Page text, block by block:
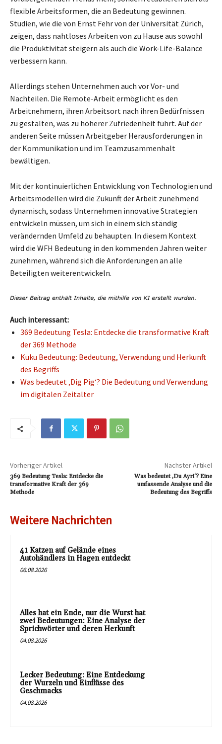
flexible Arbeitsformen, die an Bedeutung gewinnen.
Studien, wie die von Ernst Fehr von der Universität Zürich,
zeigen, dass nahtloses Arbeiten von zu Hause aus sowohl
die Produktivität steigern als auch die Work-Life-Balance
verbessern kann.
Allerdings stehen Unternehmen auch vor Vor- und
Nachteilen. Die Remote-Arbeit ermöglicht es den
Arbeitnehmern, ihren Arbeitsort nach ihren Bedürfnissen
zu gestalten, was zu höherer Zufriedenheit führt. Auf der
anderen Seite müssen Arbeitgeber Herausforderungen in
der Kommunikation und im Teamzusammenhalt
bewältigen.
Mit der kontinuierlichen Entwicklung von Technologien und
Arbeitsmodellen wird die Zukunft der Arbeit zunehmend
dynamisch, sodass Unternehmen innovative Strategien
entwickeln müssen, um sich in einem sich ständig
verändernden Umfeld zu behaupten. In diesem Kontext
wird die WFH Bedeutung in den kommenden Jahren weiter
zunehmen, während sich die Anforderungen an alle
Beteiligten weiterentwickeln.
Auch interessant:
369 Bedeutung Tesla: Entdecke die transformative Kraft
der 369 Methode
Kuku Bedeutung: Bedeutung, Verwendung und Herkunft
des Begriffs
Was bedeutet ‚Dig Pig‘? Die Bedeutung und Verwendung
im digitalen Zeitalter
Vorheriger Artikel
369 Bedeutung Tesla: Entdecke die
transformative Kraft der 369
Methode
Nächster Artikel
Was bedeutet ‚Du Ayri‘? Eine
umfassende Analyse und die
Bedeutung des Begriffs
Weitere Nachrichten
41 Katzen auf Gelände eines
Autohändlers in Hagen entdeckt
06.08.2026
Alles hat ein Ende, nur die Wurst hat
zwei Bedeutungen: Eine Analyse der
Sprichwörter und deren Herkunft
04.08.2026
Lecker Bedeutung: Eine Entdeckung
der Wurzeln und Einflüsse des
Geschmacks
04.08.2026